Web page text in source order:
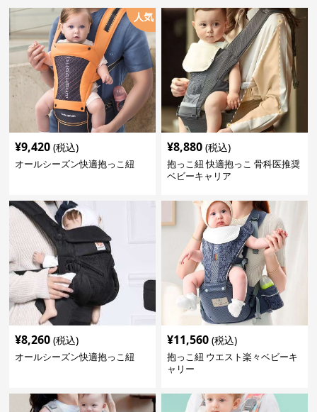
人気
¥9,420 (税込)
オールシーズン快適抱っこ紐
¥8,880 (税込)
抱っこ紐 快適抱っこ 骨科医推奨
ベビーキャリア
¥8,260 (税込)
オールシーズン快適抱っこ紐
¥11,560 (税込)
抱っこ紐 ウエスト楽々ベビーキ
ャリー